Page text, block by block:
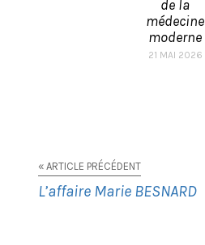
de la
médecine
moderne
21 MAI 2026
« ARTICLE PRÉCÉDENT
L’affaire Marie BESNARD